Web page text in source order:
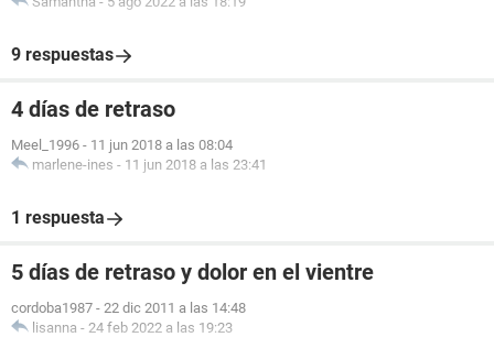
9 respuestas
4 días de retraso
Meel_1996 - 11 jun 2018 a las 08:04
marlene-ines - 11 jun 2018 a las 23:41
1 respuesta
5 días de retraso y dolor en el vientre
cordoba1987 - 22 dic 2011 a las 14:48
lisanna - 24 feb 2022 a las 19:23